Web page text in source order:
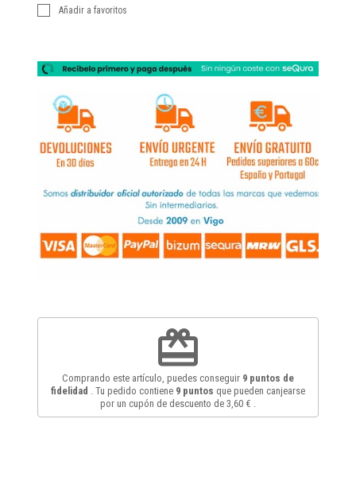
Añadir a favoritos
redeem
Comprando este artículo, puedes conseguir 9 puntos de
fidelidad
. Tu pedido contiene 9 puntos que pueden canjearse
por un cupón de descuento de 3,60 €